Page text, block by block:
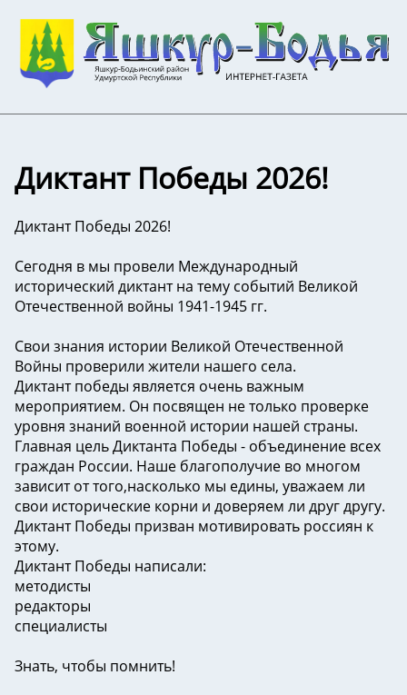
Диктант Победы 2026!
Диктант Победы 2026!
Сегодня в мы провели Международный
исторический диктант на тему событий Великой
Отечественной войны 1941-1945 гг.
Свои знания истории Великой Отечественной
Войны проверили жители нашего села.
Диктант победы является очень важным
мероприятием. Он посвящен не только проверке
уровня знаний военной истории нашей страны.
Главная цель Диктанта Победы - объединение всех
граждан России. Наше благополучие во многом
зависит от того,насколько мы едины, уважаем ли
свои исторические корни и доверяем ли друг другу.
Диктант Победы призван мотивировать россиян к
этому.
Диктант Победы написали:
методисты
редакторы
специалисты
Знать, чтобы помнить!